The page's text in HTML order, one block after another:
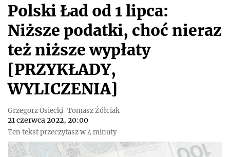
Polski Ład od 1 lipca:
Niższe podatki, choć nieraz
też niższe wypłaty
[PRZYKŁADY,
WYLICZENIA]
Grzegorz Osiecki Tomasz Żółciak
21 czerwca 2022, 20:00
Ten tekst przeczytasz w 4 minuty